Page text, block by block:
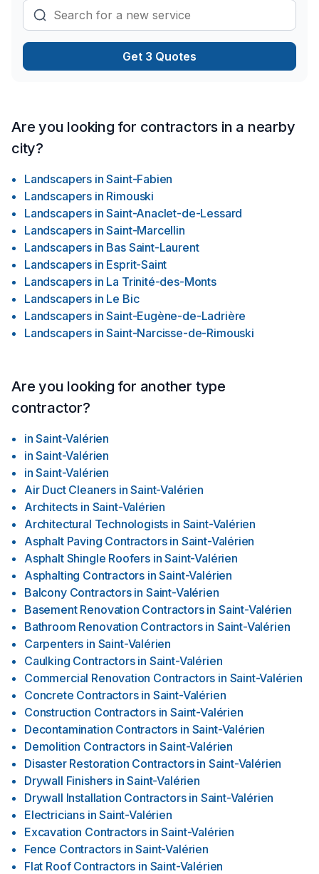
garantir des résultats au-delà de vos attentes. Confiez votre
projet à une équipe qui a à cœur votre
Get 3 Quotes
Are you looking for contractors in a nearby
city?
Landscapers in Saint-Fabien
Landscapers in Rimouski
Landscapers in Saint-Anaclet-de-Lessard
Landscapers in Saint-Marcellin
Landscapers in Bas Saint-Laurent
Landscapers in Esprit-Saint
Landscapers in La Trinité-des-Monts
Landscapers in Le Bic
Landscapers in Saint-Eugène-de-Ladrière
Landscapers in Saint-Narcisse-de-Rimouski
Are you looking for another type
contractor?
in Saint-Valérien
in Saint-Valérien
in Saint-Valérien
Air Duct Cleaners in Saint-Valérien
Architects in Saint-Valérien
Architectural Technologists in Saint-Valérien
Asphalt Paving Contractors in Saint-Valérien
Asphalt Shingle Roofers in Saint-Valérien
Asphalting Contractors in Saint-Valérien
Balcony Contractors in Saint-Valérien
Basement Renovation Contractors in Saint-Valérien
Bathroom Renovation Contractors in Saint-Valérien
Carpenters in Saint-Valérien
Caulking Contractors in Saint-Valérien
Commercial Renovation Contractors in Saint-Valérien
Concrete Contractors in Saint-Valérien
Construction Contractors in Saint-Valérien
Decontamination Contractors in Saint-Valérien
Demolition Contractors in Saint-Valérien
Disaster Restoration Contractors in Saint-Valérien
Drywall Finishers in Saint-Valérien
Drywall Installation Contractors in Saint-Valérien
Electricians in Saint-Valérien
Excavation Contractors in Saint-Valérien
Fence Contractors in Saint-Valérien
Flat Roof Contractors in Saint-Valérien